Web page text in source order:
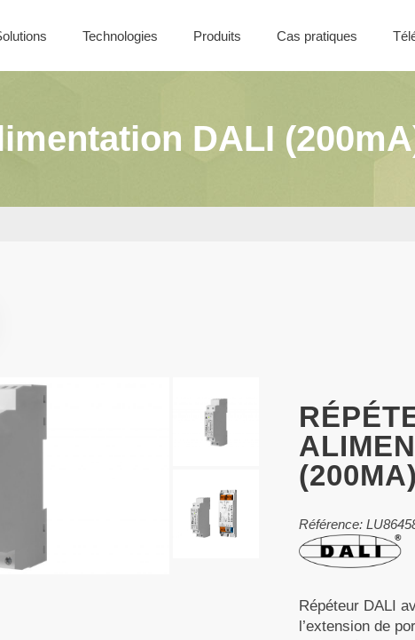
Nos offres
Technologies
Solutions Filaires
Solutions Batiment
Produits Cas pratiques
DALI
Référence:
Répéteur DALI
l’extension de